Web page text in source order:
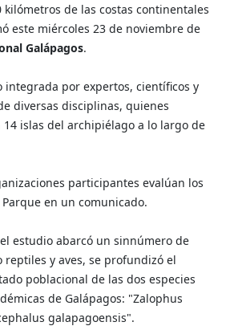
kilómetros de las costas continentales
este miércoles 23 de noviembre de
Galápagos.
integrada por expertos, científicos y
diversas disciplinas, quienes
islas del archipiélago a lo largo de
participantes evalúan los
en un comunicado.
estudio abarcó un sinnúmero de
reptiles y aves, se profundizó el
poblacional de las dos especies
de Galápagos: "Zalophus
galapagoensis".